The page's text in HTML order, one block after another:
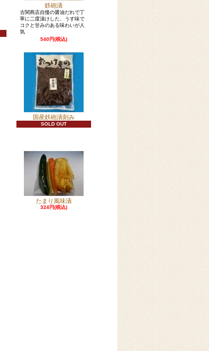
鉄砲漬
古関商店自慢の醤油だれで丁
寧に二度漬けした、うす味で
コクと甘みのある味わいが人
気
540円(税込)
国産鉄砲漬刻み
SOLD OUT
たまり風味漬
324円(税込)